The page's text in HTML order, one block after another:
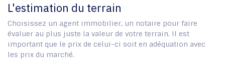
L'estimation du terrain
Choisissez un agent immobilier, un notaire pour faire
évaluer au plus juste la valeur de votre terrain. Il est
important que le prix de celui-ci soit en adéquation avec
les prix du marché.